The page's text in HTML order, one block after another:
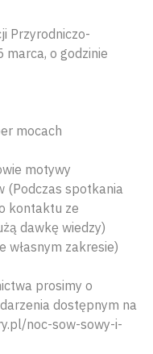
Przyrodniczo-
o godzinie
mocach
motywy
(Podczas spotkania
kontaktu ze
dawkę wiedzy)
własnym zakresie)
prosimy o
dostępnym na
noc-sow-sowy-i-